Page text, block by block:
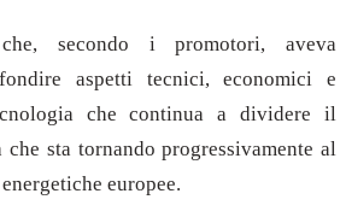
secondo i promotori, aveva
aspetti tecnici, economici e
che continua a dividere il
sta tornando progressivamente al
europee.